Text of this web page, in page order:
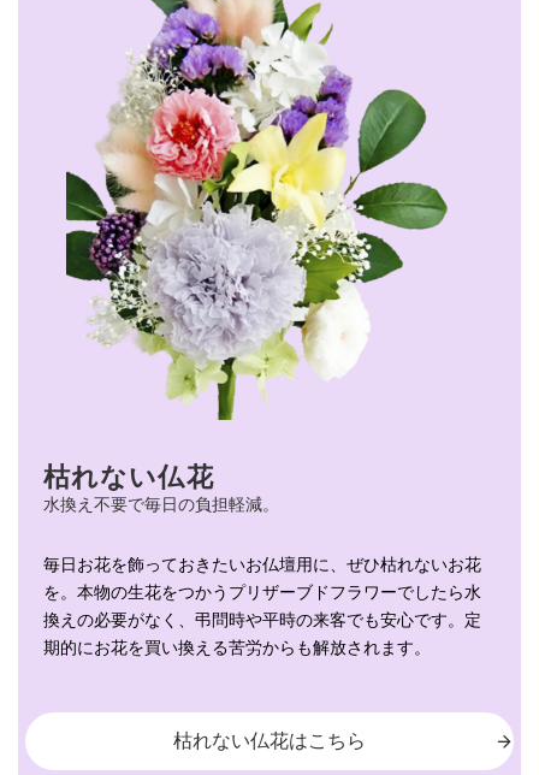
枯れない仏花
水換え不要で毎日の負担軽減。
毎日お花を飾っておきたいお仏壇用に、ぜひ枯れないお花
を。本物の生花をつかうプリザーブドフラワーでしたら水
換えの必要がなく、弔問時や平時の来客でも安心です。定
期的にお花を買い換える苦労からも解放されます。
枯れない仏花はこちら